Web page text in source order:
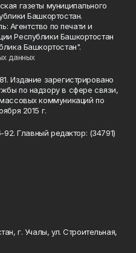
газеты муниципального
Башкортостан.
Агентство по печати и
Республики Башкортостан
Башкортостан".
данных
Издание зарегистрировано
по надзору в сфере связи,
коммуникаций по
2015 г.
Главный редактор: (34791)
г. Учалы, ул. Строительная,